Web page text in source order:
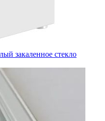
закаленное стекло